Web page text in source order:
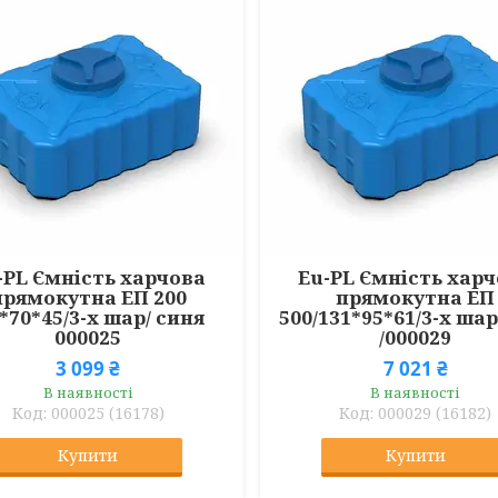
Ємність харчова
EП 200
3-х шар/ синя
000025
3 099 ₴
В наявності
000025 (16178)
Купити
Eu-PL Ємність
прямокутна ЕП
500/131*95*61/3-х
/000029
7 021 ₴
В наявності
000029 (16182)
Купити